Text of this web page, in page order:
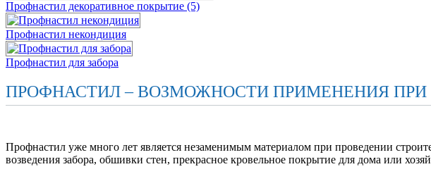
Профнастил декоративное покрытие (5)
Профнастил некондиция
Профнастил для забора
ПРОФНАСТИЛ – ВОЗМОЖНОСТИ ПРИМЕНЕНИЯ
Профнастил уже много лет является незаменимым материалом при проведении
возведения забора, обшивки стен, прекрасное кровельное покрытие для дома или